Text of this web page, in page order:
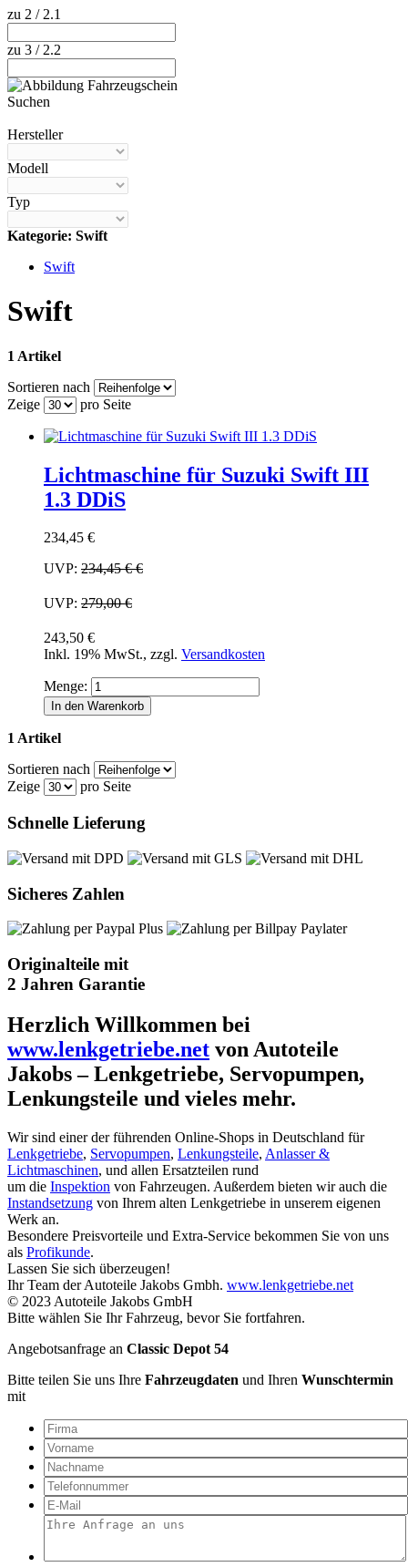
zu 2 / 2.1
zu 3 / 2.2
Suchen
Hersteller
Modell
Typ
Kategorie: Swift
Swift
Swift
1 Artikel
Sortieren nach
Zeige
pro Seite
Lichtmaschine für Suzuki Swift III
1.3 DDiS
234,45 €
UVP: 234,45 €€
UVP: 279,00 €
243,50 €
Inkl. 19% MwSt., zzgl. Versandkosten
Menge:
In den Warenkorb
1 Artikel
Sortieren nach
Zeige
pro Seite
Schnelle Lieferung
Sicheres Zahlen
Originalteile mit
2 Jahren Garantie
Herzlich Willkommen bei
www.lenkgetriebe.net von Autoteile
Jakobs – Lenkgetriebe, Servopumpen,
Lenkungsteile und vieles mehr.
Wir sind einer der führenden Online-Shops in Deutschland für
Lenkgetriebe, Servopumpen, Lenkungsteile, Anlasser &
Lichtmaschinen, und allen Ersatzteilen rund
um die Inspektion von Fahrzeugen. Außerdem bieten wir auch die
Instandsetzung von Ihrem alten Lenkgetriebe in unserem eigenen
Werk an.
Besondere Preisvorteile und Extra-Service bekommen Sie von uns
als Profikunde.
Lassen Sie sich überzeugen!
Ihr Team der Autoteile Jakobs Gmbh. www.lenkgetriebe.net
© 2023 Autoteile Jakobs GmbH
Bitte wählen Sie Ihr Fahrzeug, bevor Sie fortfahren.
Angebotsanfrage an Classic Depot 54
Bitte teilen Sie uns Ihre Fahrzeugdaten und Ihren Wunschtermin
mit